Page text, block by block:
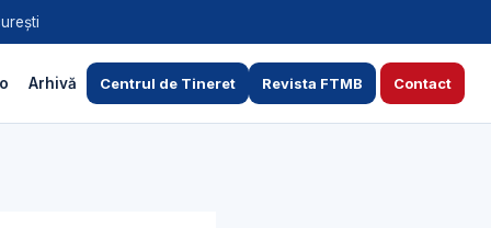
Arhivă Centrul de Tineret Revista FTMB Contact